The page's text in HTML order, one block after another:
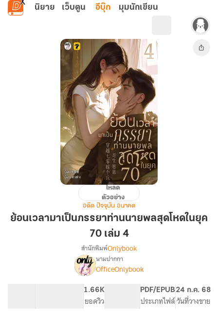
ข้ามไปยังเนื้อหาหลัก
นิยาย เว็บตูน อีบุ๊ก มุมนักเขียน
มา
โหลด
ตัวอย่าง
อดีต ปัจจุบัน อนาคต
ย้อนเวลามาเป็นภรรยาท่านนายพลสุดโหดในยุค
70 เล่ม 4
เรื่อง[จบ]ย้อน
เวลา
สำนักพิมพ์Onlybook
นามปากกา
OfficeOnlybook
1.66K
ยอดวิว
PDF/EPUB
ประเภทไฟล์
24 ก.ค. 68
วันที่วางขาย